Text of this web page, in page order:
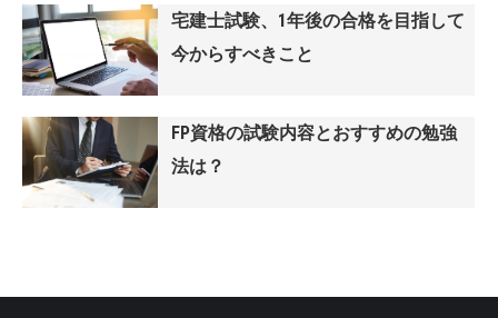
宅建士試験、1年後の合格を目指して
今からすべきこと
FP資格の試験内容とおすすめの勉強
法は？